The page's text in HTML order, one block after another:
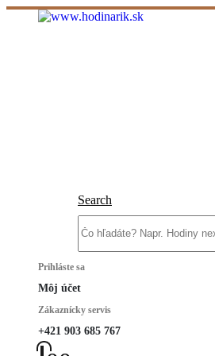
Search
Prihláste sa
Môj účet
Zákaznícky servis
+421 903 685 767